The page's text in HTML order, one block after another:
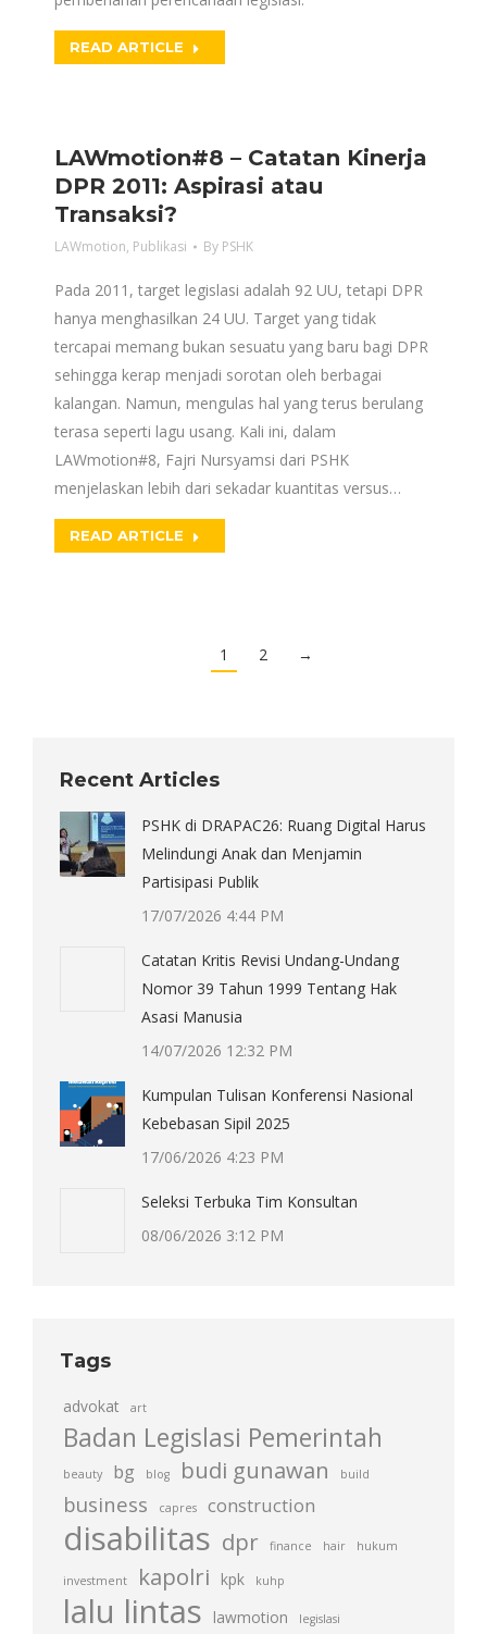
READ ARTICLE
LAWmotion#8 – Catatan Kinerja
DPR 2011: Aspirasi atau
Transaksi?
LAWmotion, Publikasi By PSHK
Pada 2011, target legislasi adalah 92 UU, tetapi DPR
hanya menghasilkan 24 UU. Target yang tidak
tercapai memang bukan sesuatu yang baru bagi DPR
sehingga kerap menjadi sorotan oleh berbagai
kalangan. Namun, mengulas hal yang terus berulang
terasa seperti lagu usang. Kali ini, dalam
LAWmotion#8, Fajri Nursyamsi dari PSHK
menjelaskan lebih dari sekadar kuantitas versus…
READ ARTICLE
1 2 →
Recent Articles
PSHK di DRAPAC26: Ruang Digital Harus
Melindungi Anak dan Menjamin
Partisipasi Publik
17/07/2026 4:44 PM
Catatan Kritis Revisi Undang-Undang
Nomor 39 Tahun 1999 Tentang Hak
Asasi Manusia
14/07/2026 12:32 PM
Kumpulan Tulisan Konferensi Nasional
Kebebasan Sipil 2025
17/06/2026 4:23 PM
Seleksi Terbuka Tim Konsultan
08/06/2026 3:12 PM
Tags
advokat art
Badan Legislasi Pemerintah
beauty bg blog budi gunawan build
business capres construction
disabilitas dpr finance hair hukum
investment kapolri kpk kuhp
lalu lintas lawmotion legislasi